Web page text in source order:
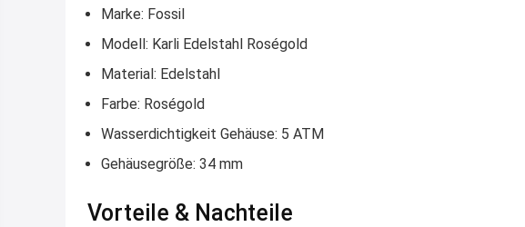
Marke: Fossil
Modell: Karli Edelstahl Roségold
Material: Edelstahl
Farbe: Roségold
Wasserdichtigkeit Gehäuse: 5 ATM
Gehäusegröße: 34 mm
Vorteile & Nachteile